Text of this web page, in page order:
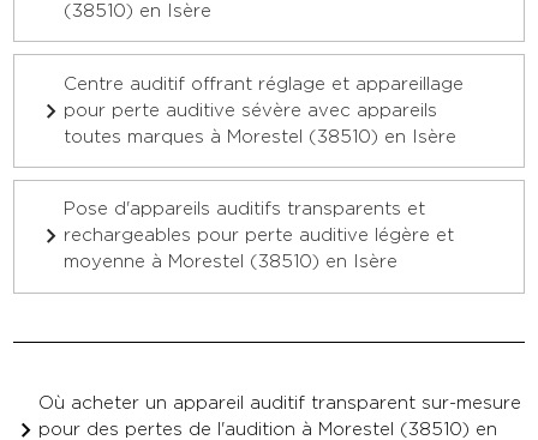
(38510) en Isère
Centre auditif offrant réglage et appareillage
pour perte auditive sévère avec appareils
toutes marques à Morestel (38510) en Isère
Pose d'appareils auditifs transparents et
rechargeables pour perte auditive légère et
moyenne à Morestel (38510) en Isère
Où acheter un appareil auditif transparent sur-mesure
pour des pertes de l'audition à Morestel (38510) en